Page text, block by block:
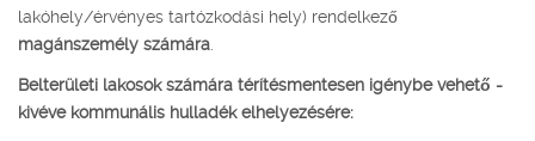
lakóhely/érvényes tartózkodási hely) rendelkező
magánszemély számára
Belterületi lakosok számára térítésmentesen igénybe vehető -
kivéve kommunális hulladék elhelyezésére: